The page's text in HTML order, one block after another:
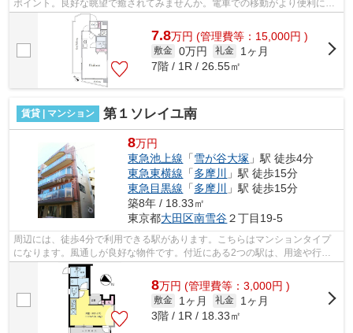
ポイント。良好な眺望で癒されてみませんか。電車での移動がより便利にな
る、2駅利用可能なマンションです。こ...
7.8万円 (管理費等：15,000円 )
敷金 0万円 礼金
1ヶ月
7階 / 1R / 26.55㎡
賃貸 | マンション 第１ソレイユ南
8万円
東急池上線 「雪が谷大塚 」駅 徒歩4分
東急東横線 「多摩川
」駅 徒歩15分
東急目黒線 「多摩川
」駅 徒歩15分
築8年 / 18.33㎡
東京都大田区南雪谷２丁目19-5
周辺には、徒歩4分で利用できる駅があります。こちらはマンションタイプ
になります。風通しが良好な物件です。付近にある2つの駅は、用途や行き
先に応じて使い分けることができます。...
8万円 (管理費等：3,000円 )
敷金 1ヶ月 礼金
1ヶ月
3階 / 1R / 18.33㎡